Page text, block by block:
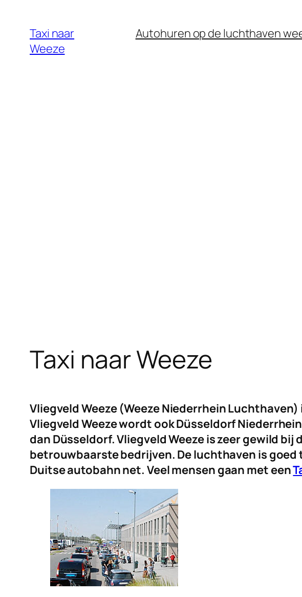
inhoud
Taxi naar
Weeze
Autohuren op de luchthaven
Taxi naar Weeze
Vliegveld Weeze (Weeze Niederrhein
Vliegveld Weeze wordt ook Düsseldorf
dan Düsseldorf. Vliegveld Weeze is zeer gewild
betrouwbaarste bedrijven. De luchthaven is
Duitse autobahn net. Veel mensen gaan met een